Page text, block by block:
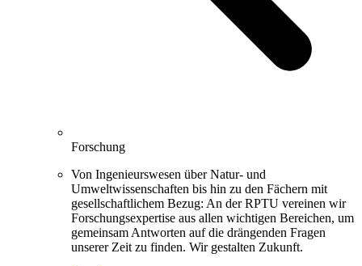
Forschung
Von Ingenieurswesen über Natur- und
Umweltwissenschaften bis hin zu den Fächern mit
gesellschaftlichem Bezug: An der RPTU vereinen wir
Forschungsexpertise aus allen wichtigen Bereichen, um
gemeinsam Antworten auf die drängenden Fragen
unserer Zeit zu finden. Wir gestalten Zukunft.